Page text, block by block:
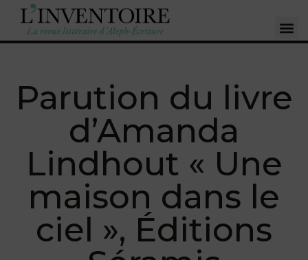
Parution du livre
d’Amanda
Lindhout « Une
maison dans le
ciel », Éditions